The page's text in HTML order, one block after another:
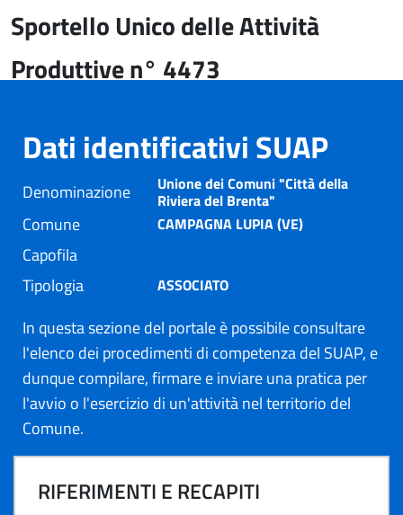
Sportello Unico delle Attività
Produttive n° 4473
Dati identificativi SUAP
Denominazione Unione dei Comuni "Città della
Riviera del Brenta"
Comune CAMPAGNA LUPIA (VE)
Capofila
Tipologia
ASSOCIATO
In questa sezione del portale è possibile consultare
l'elenco dei procedimenti di competenza del SUAP, e
dunque compilare, firmare e inviare una pratica per
l'avvio o l'esercizio di un'attività nel territorio del
Comune.
RIFERIMENTI E RECAPITI